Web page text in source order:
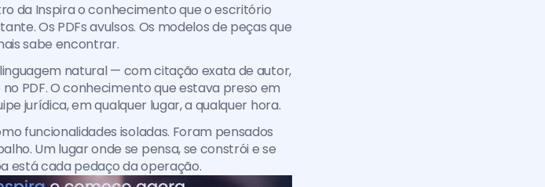
da Inspira o conhecimento que o escritório
Os PDFs avulsos. Os modelos de peças que
sabe encontrar.
natural — com citação exata de autor,
PDF. O conhecimento que estava preso em
jurídica, em qualquer lugar, a qualquer hora.
funcionalidades isoladas. Foram pensados
Um lugar onde se pensa, se constrói e se
está cada pedaço da operação.